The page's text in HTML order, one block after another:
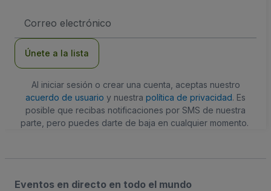
de
Únete a la lista
Al iniciar sesión o crear una cuenta, aceptas nuestro
acuerdo de usuario y nuestra política de privacidad. Es
posible que recibas notificaciones por SMS de nuestra
parte, pero puedes darte de baja en cualquier momento.
Eventos en directo en todo el mundo